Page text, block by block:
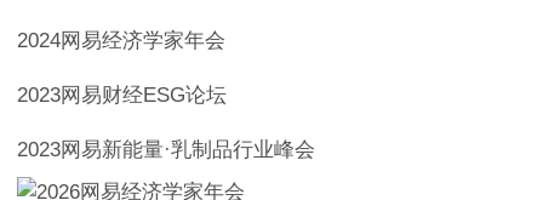
2024网易经济学家年会
2023网易财经ESG论坛
2023网易新能量·乳制品行业峰会